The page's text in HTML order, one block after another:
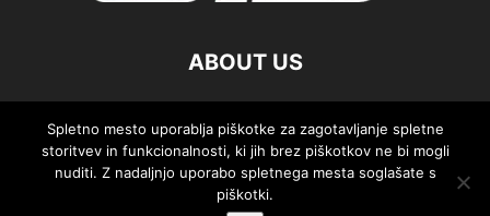
ABOUT US
FOLLOW US
Spletno mesto uporablja piškotke za zagotavljanje spletne
storitvev in funkcionalnosti, ki jih brez piškotkov ne bi mogli
nuditi. Z nadaljnjo uporabo spletnega mesta soglašate s
piškotki.